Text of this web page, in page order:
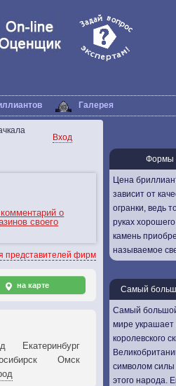
Галерея
Вход
о
своего
представителей фирм
на карте
Екатеринбург
Омск
Формы
Цена
зависит от
огранки, ведь
руках
камень
называемое
Самый
Самый
мире украшает
королевского
символом силы
этого народа.